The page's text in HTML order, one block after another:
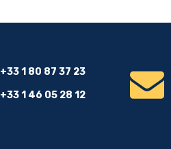
+33 1 80 87 37 23
+33 1 46 05 28 12